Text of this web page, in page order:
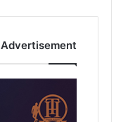
Advertisement